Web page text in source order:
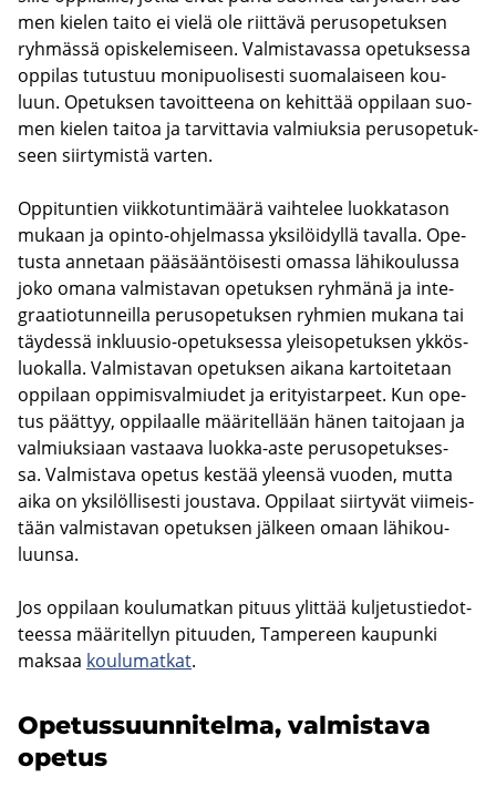
men kie­len taito ei vielä ole riit­tä­vä pe­rus­o­pe­tuk­sen
ryh­mäs­sä opis­ke­le­mi­seen. Val­mis­ta­vas­sa ope­tuk­ses­sa
op­pi­las tu­tus­tuu mo­ni­puo­li­ses­ti suo­ma­lai­seen kou­
luun. Ope­tuk­sen ta­voit­tee­na on ke­hit­tää op­pi­laan suo­
men kie­len tai­toa ja tar­vit­ta­via val­miuk­sia pe­rus­o­pe­tuk­
seen siir­ty­mis­tä var­ten.
Op­pi­tun­tien viik­ko­tun­ti­mää­rä vaih­te­lee luok­ka­ta­son
mu­kaan ja opinto-​ohjelmassa yk­si­löi­dyl­lä ta­val­la. Ope­
tus­ta an­ne­taan pää­sään­töi­ses­ti omas­sa lä­hi­kou­lus­sa
joko omana val­mis­ta­van ope­tuk­sen ryh­mä­nä ja in­te­
graa­tio­tun­neil­la pe­rus­o­pe­tuk­sen ryh­mien mu­ka­na tai
täy­des­sä inkluusio-​opetuksessa ylei­so­pe­tuk­sen yk­kös­
luo­kal­la. Val­mis­ta­van ope­tuk­sen ai­ka­na kar­toi­te­taan
op­pi­laan op­pi­mis­val­miu­det ja eri­tyis­tar­peet. Kun ope­
tus päät­tyy, op­pi­laal­le mää­ri­tel­lään hänen tai­to­jaan ja
val­miuk­si­aan vas­taa­va luokka-​aste pe­rus­o­pe­tuk­ses­
sa. Val­mis­ta­va ope­tus kes­tää yleen­sä vuo­den, mutta
aika on yk­si­löl­li­ses­ti jous­ta­va. Op­pi­laat siir­ty­vät vii­meis­
tään val­mis­ta­van ope­tuk­sen jäl­keen omaan lä­hi­kou­
luun­sa.
Jos op­pi­laan kou­lu­mat­kan pi­tuus ylit­tää kul­je­tus­tie­dot­
tees­sa mää­ri­tel­lyn pi­tuu­den, Tam­pe­reen kau­pun­ki
mak­saa kou­lu­mat­kat.
Ope­tus­suun­ni­tel­ma, val­mis­ta­va
ope­tus